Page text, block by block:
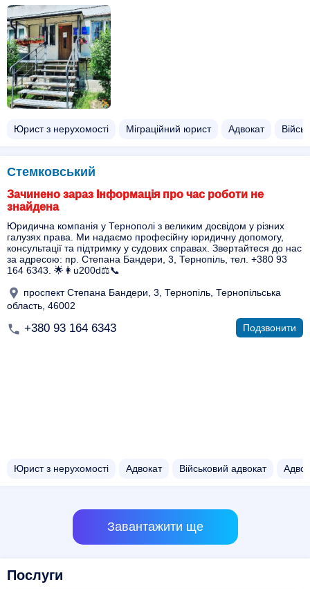
Юрист з нерухомості Міграційний юрист Адвокат
Стемковський
Зачинено зараз Інформація про час роботи не
знайдена
Юридична компанія у Тернополі з великим досвідом у різних
галузях права. Ми надаємо професійну юридичну допомогу,
консультації та підтримку у судових справах. Звертайтеся до нас
за адресою: пр. Степана Бандери, 3, Тернопіль, тел. +380 93
164 6343. 🌟👩u200d⚖️📞
проспект Степана Бандери, 3, Тернопіль, Тернопільська
область, 46002
+380 93 164 6343 Подзвонити
Юрист з нерухомості Адвокат Військовий адвокат
Завантажити ще
Послуги